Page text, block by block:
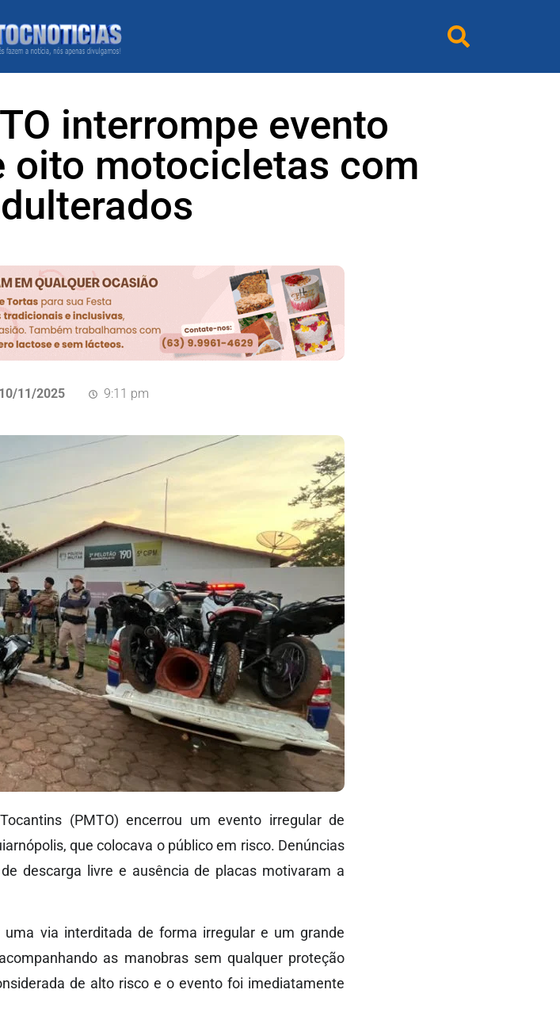
interrompe evento
oito motocicletas com
10/11/2025 9:11 pm
(PMTO) encerrou um evento irregular de
que colocava o público em risco. Denúncias
descarga livre e ausência de placas motivaram a
via interditada de forma irregular e um grande
as manobras sem qualquer proteção
de alto risco e o evento foi imediatamente